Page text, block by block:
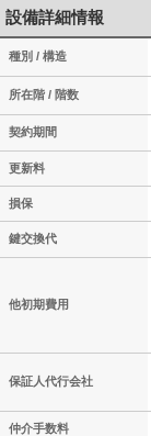
設備詳細情報
種別 / 構造
所在階 / 階数
契約期間
更新料
損保
鍵交換代
他初期費用
保証人代行会社
仲介手数料